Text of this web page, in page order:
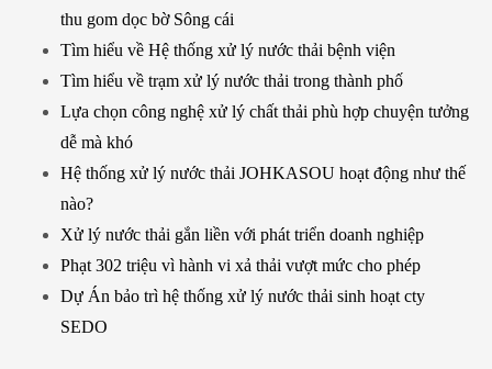
thu gom dọc bờ Sông cái
Tìm hiểu về Hệ thống xử lý nước thải bệnh viện
Tìm hiểu về trạm xử lý nước thải trong thành phố
Lựa chọn công nghệ xử lý chất thải phù hợp chuyện tưởng
dễ mà khó
Hệ thống xử lý nước thải JOHKASOU hoạt động như thế
nào?
Xử lý nước thải gắn liền với phát triển doanh nghiệp
Phạt 302 triệu vì hành vi xả thải vượt mức cho phép
Dự Án bảo trì hệ thống xử lý nước thải sinh hoạt cty
SEDO